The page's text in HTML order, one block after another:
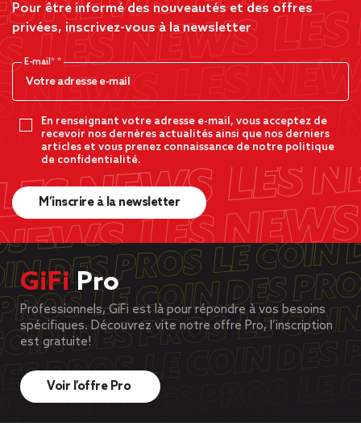
Pour être informé des nouveautés et des offres
privées, inscrivez-vous à la newsletter
E-mail*
En renseignant votre adresse e-mail, vous acceptez de
recevoir nos dernères actualités ainsi que nos derniers
articles et vous prenez connaissance de notre politique
de confidentialité.
M’inscrire à la newsletter
GiFiPro
Professionnels, GiFi est là pour répondre à vos besoins
spécifiques. Découvrez vite notre offre Pro, l’inscription
est gratuite!
Voir l’offre Pro